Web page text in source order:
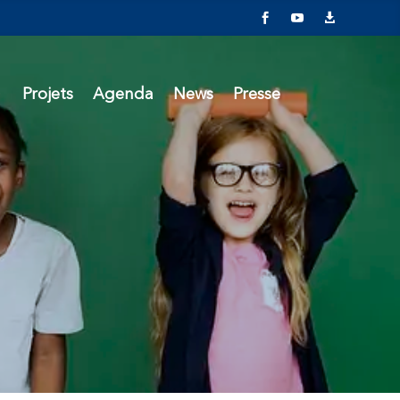
  
Projets Agenda News Presse